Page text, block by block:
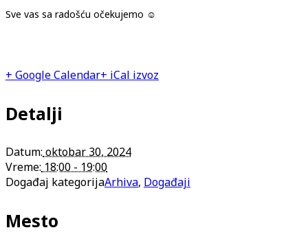
Sve vas sa radošću očekujemo ☺
+ Google Calendar+ iCal izvoz
Detalji
Datum: oktobar 30, 2024
Vreme: 18:00 - 19:00
Događaj kategorijaArhiva, Događaji
Mesto